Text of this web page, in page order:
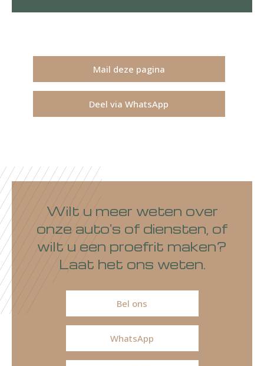
Mail deze pagina
Deel via WhatsApp
Wilt u meer weten over
onze auto's of diensten, of
wilt u een proefrit maken?
Laat het ons weten.
Bel ons
WhatsApp